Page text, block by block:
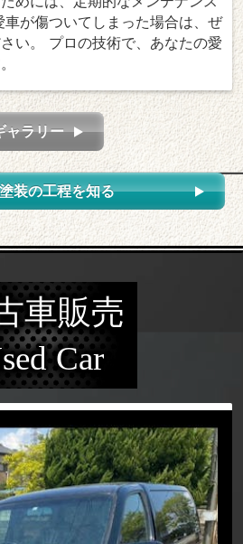
が傷ついてしまった場合は、ぜ
い。 プロの技術で、あなたの愛
ャラリー
装の工程を知る
車販売
Car